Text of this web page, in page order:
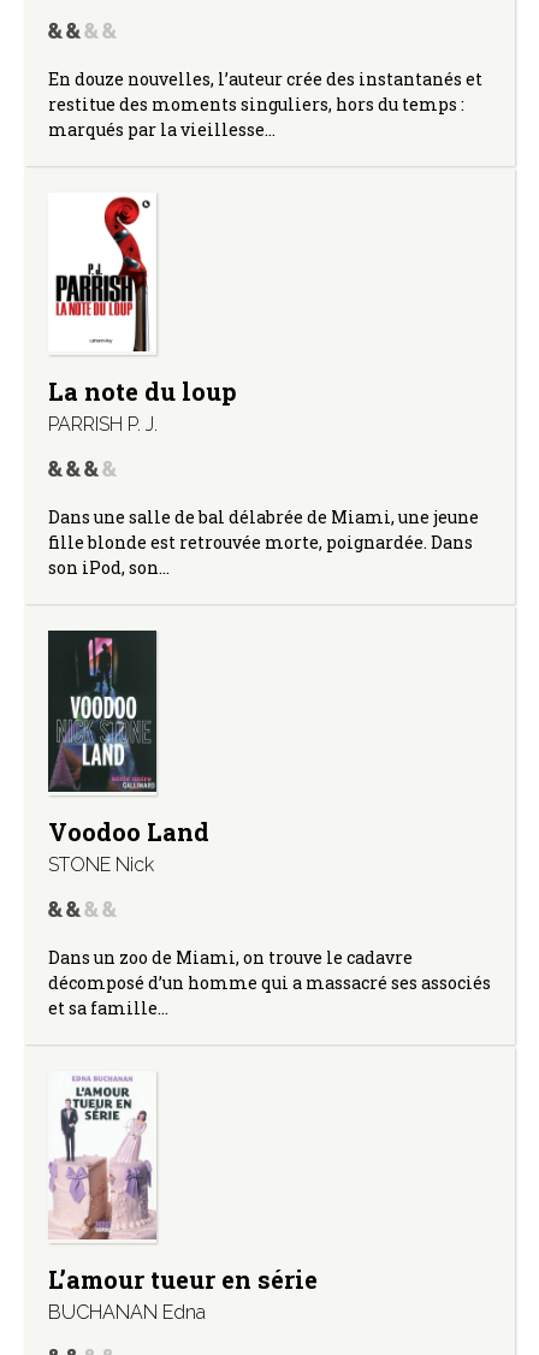
En douze nouvelles, l’auteur crée des instantanés et
restitue des moments singuliers, hors du temps :
marqués par la vieillesse…
La note du loup
PARRISH P. J.
Dans une salle de bal délabrée de Miami, une jeune
fille blonde est retrouvée morte, poignardée. Dans
son iPod, son…
Voodoo Land
STONE Nick
Dans un zoo de Miami, on trouve le cadavre
décomposé d’un homme qui a massacré ses associés
et sa famille…
L’amour tueur en série
BUCHANAN Edna